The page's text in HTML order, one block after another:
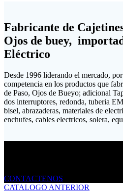
Fabricante de
Ojos de buey,
Eléctrico
Desde 1996 liderando el mercado,
competencia en los productos que
de Paso, Ojos de Bueyo; adicional
dos interruptores, redonda, tuberia
bisel, abrazaderas, materiales de
enchufes, cables electricos, solera,
CONTACTENOS
CATALOGO ANTERIOR